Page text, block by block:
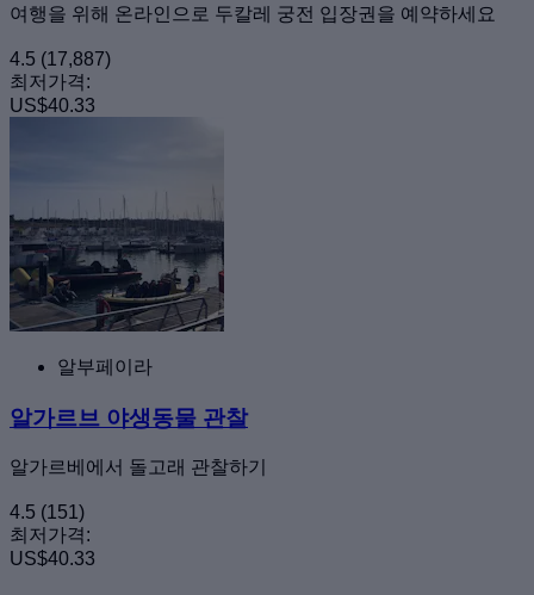
여행을 위해 온라인으로 두칼레 궁전 입장권을 예약하세요
4.5 (17,887)
최저가격:
US$40.33
알부페이라
알가르브 야생동물 관찰
알가르베에서 돌고래 관찰하기
4.5 (151)
최저가격:
US$40.33